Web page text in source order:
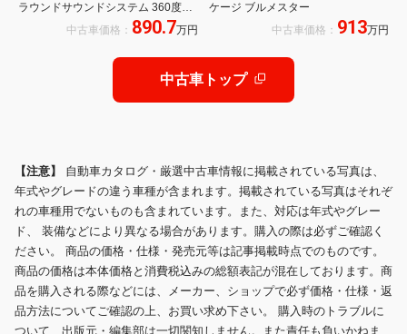
ラウンドサウンドシステム 360度カ
メラシステム シートベンチレーター
PAKE自動開閉ゲート
中古車価格： 890.7万円
ケージ ブルメスター
中古車価格： 913万円
中古車トップ
【注意】 自動車カタログ・厳選中古車情報に掲載されている写真は、
年式やグレードの違う車種が含まれます。掲載されている写真はそれぞ
れの車種用でないものも含まれています。また、対応は年式やグレー
ド、 装備などにより異なる場合があります。購入の際は必ずご確認く
ださい。 商品の価格・仕様・発売元等は記事掲載時点でのものです。
商品の価格は本体価格と消費税込みの総額表記が混在しております。商
品を購入される際などには、メーカー、ショップで必ず価格・仕様・返
品方法についてご確認の上、お買い求め下さい。 購入時のトラブルに
ついて、出版元・編集部は一切関知しません。また責任も負いかねま